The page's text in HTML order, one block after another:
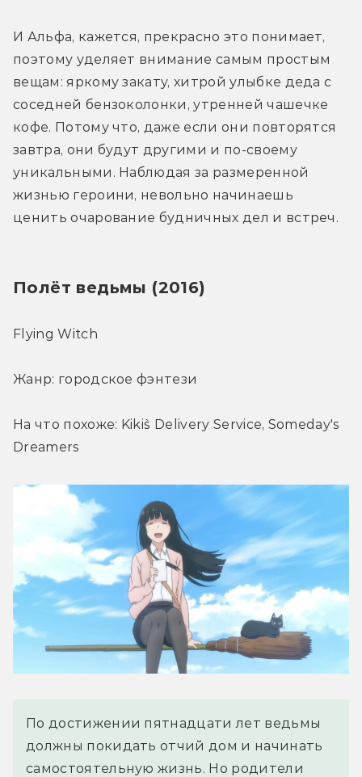
И Альфа, кажется, прекрасно это понимает,
поэтому уделяет внимание самым простым
вещам: яркому закату, хитрой улыбке деда с
соседней бензоколонки, утренней чашечке
кофе. Потому что, даже если они повторятся
завтра, они будут другими и по-своему
уникальными. Наблюдая за размеренной
жизнью героини, невольно начинаешь
ценить очарование будничных дел и встреч.
Полёт ведьмы (2016)
Flying Witch
Жанр: городское фэнтези
На что похоже: Kiki`s Delivery Service, Someday's
Dreamers
По достижении пятнадцати лет ведьмы
должны покидать отчий дом и начинать
самостоятельную жизнь. Но родители